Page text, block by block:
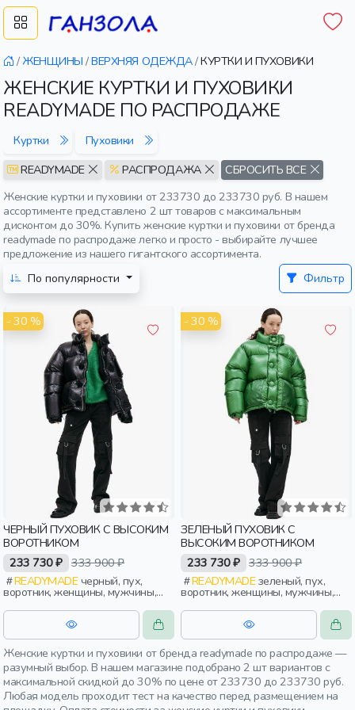
/ ЖЕНЩИНЫ /ВЕРХНЯЯ ОДЕЖДА/КУРТКИ И ПУХОВИКИ
ЖЕНСКИЕ КУРТКИ И ПУХОВИКИ
READYMADE ПО РАСПРОДАЖЕ
Куртки
Пуховики
READYMADE
РАСПРОДАЖА
СБРОСИТЬ ВСЕ
Женские куртки и пуховики от 233730 до 233730 руб. В нашем
ассортименте представлено 2 шт товаров с максимальным
дисконтом до 30%. Купить женские куртки и пуховики от бренда
readymade по распродаже легко и просто - выбирайте лучшее
предложение из нашего гигантского ассортимента.
По популярности
Фильтр
- 30 %
ЧЕРНЫЙ ПУХОВИК С ВЫСОКИМ
ВОРОТНИКОМ
233 730 ₽ 333 900 ₽
READYMADEчерный, пух,
воротник, женщины, мужчины,
взрослые
- 30 %
ЗЕЛЕНЫЙ ПУХОВИК С
ВЫСОКИМ ВОРОТНИКОМ
233 730 ₽ 333 900 ₽
READYMADEзеленый, пух,
воротник, женщины, мужчины,
взрослые
Женские куртки и пуховики от бренда readymade по распродаже —
разумный выбор. В нашем магазине подобрано 2 шт вариантов с
максимальной скидкой до 30% по цене от 233730 до 233730 руб.
Любая модель проходит тест на качество перед размещением на